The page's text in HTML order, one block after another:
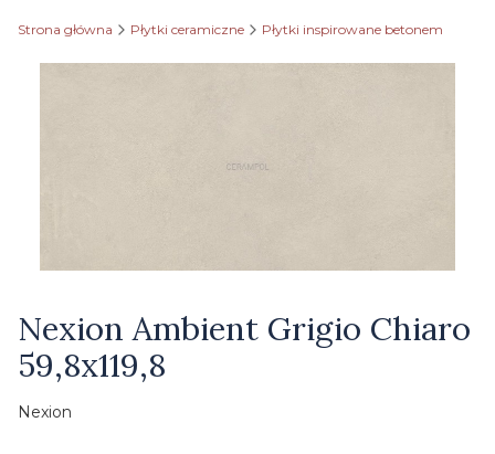
Strona główna Płytki ceramiczne Płytki inspirowane betonem
Nexion Ambient Grigio Chiaro
59,8x119,8
Nexion